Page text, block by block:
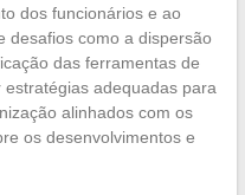
dos funcionários e ao
desafios como a dispersão
das ferramentas de
adequadas para
alinhados com os
os desenvolvimentos e